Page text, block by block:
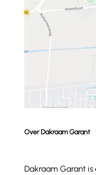
Over Dakraam Garant
Dakraam Garant